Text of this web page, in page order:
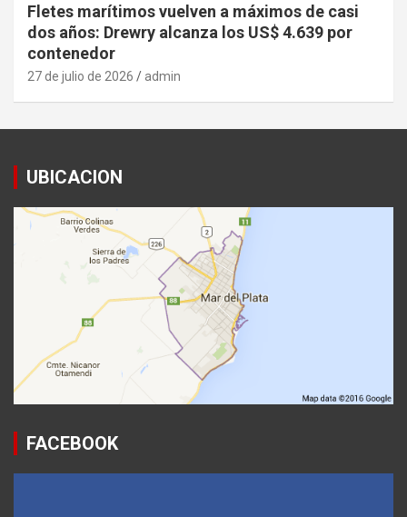
Fletes marítimos vuelven a máximos de casi
dos años: Drewry alcanza los US$ 4.639 por
contenedor
27 de julio de 2026 admin
UBICACION
FACEBOOK